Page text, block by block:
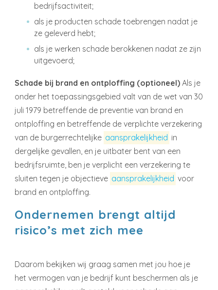
bedrijfsactiviteit;
als je producten schade toebrengen nadat je
ze geleverd hebt;
als je werken schade berokkenen nadat ze zijn
uitgevoerd;
Schade bij brand en ontploffing (optioneel) Als je
onder het toepassingsgebied valt van de wet van 30
juli 1979 betreffende de preventie van brand en
ontploffing en betreffende de verplichte verzekering
van de burgerrechtelijke aansprakelijkheid in
dergelijke gevallen, en je uitbater bent van een
bedrijfsruimte, ben je verplicht een verzekering te
sluiten tegen je objectieve aansprakelijkheid voor
brand en ontploffing.
Ondernemen brengt altijd
risico’s met zich mee
Daarom bekijken wij graag samen met jou hoe je
het vermogen van je bedrijf kunt beschermen als je